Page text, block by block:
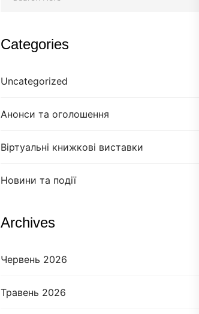
Categories
Uncategorized
Анонси та оголошення
Віртуальні книжкові виставки
Новини та події
Archives
Червень 2026
Травень 2026